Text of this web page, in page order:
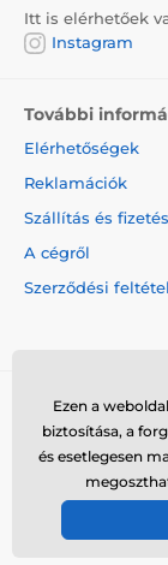
Itt is elérhetőek
Instagram
További
Elérhetőségek
Reklamációk
Szállítás és fizetés
A cégről
Szerződési
© 2026
Ezen a
biztosítása, a
és esetlegesen